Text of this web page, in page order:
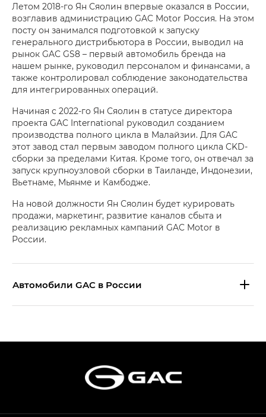
Летом 2018-го Ян Сяолин впервые оказался в России,
возглавив администрацию GAC Motor Россия. На этом
посту он занимался подготовкой к запуску
генерального дистрибьютора в России, выводил на
рынок GAC GS8 – первый автомобиль бренда на
нашем рынке, руководил персоналом и финансами, а
также контролировал соблюдение законодательства
для интегрированных операций.
Начиная с 2022-го Ян Сяолин в статусе директора
проекта GAC International руководил созданием
производства полного цикла в Малайзии. Для GAC
этот завод стал первым заводом полного цикла CKD-
сборки за пределами Китая. Кроме того, он отвечал за
запуск крупноузловой сборки в Таиланде, Индонезии,
Вьетнаме, Мьянме и Камбодже.
На новой должности Ян Сяолин будет курировать
продажи, маркетинг, развитие каналов сбыта и
реализацию рекламных кампаний GAC Motor в
России.
Aвтомобили GAC в России
Эс Икс ПРЕМИУМ — SX PREMIUM
S7 — Эс 7 (S7) в комплектациях
Эс Икс ПРЕМИУМ — SX PREMIUM, Эс Тэ — ST
в комплектации Экс ПРЕМИУМ — EX PREMIUM